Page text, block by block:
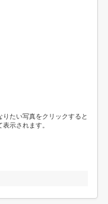
たい写真をクリックすると
示されます。